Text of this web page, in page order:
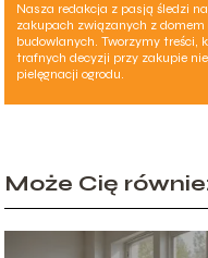
Nasza redakcja z pasją śledzi
zakupach związanych z
budowlanych. Tworzymy treści,
trafnych decyzji przy zakupie
pielęgnacji ogrodu.
Może Cię